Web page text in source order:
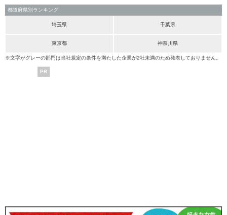
都道府県別ランキング
埼玉県 千葉県
東京都 神奈川県
※文字がグレーの部門は当社規定の条件を満たした企業が2社未満のため発表しておりません。
PR